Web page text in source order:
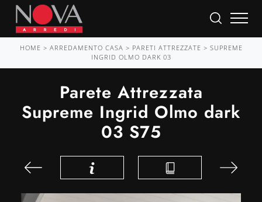
HOME > ARREDAMENTO CASA > PARETI ATTREZZATE > SUPREME
INGRID OLMO DARK 03
Parete Attrezzata
Supreme Ingrid Olmo dark
03 S75